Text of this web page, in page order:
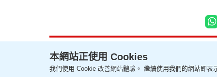
聯絡我們 關於我們 隱私政策聲明 使用條款 版權及免
本網站正使用 Cookies
我們使用 Cookie 改善網站體驗。 繼續使用我們的網站即表